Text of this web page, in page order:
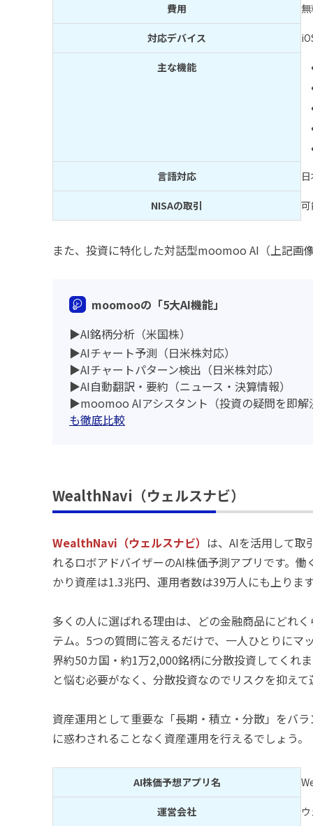
費用
対応デバイス
主な機能
言語対応
NISAの取引
また、投資に特化した対話型moomoo AI（上記画
moomooの「5大AI機能」
▶AI銘柄分析（米国株）
▶AIチャート予測（日米株対応）
▶AIチャートパターン検出（日米株対応）
▶AI自動翻訳・要約（ニュース・決算情報）
▶moomoo AIアシスタント（投資の疑問を即解
も徹底比較
WealthNavi（ウェルスナビ）
WealthNavi（ウェルスナビ） は、AIを活用して取
れるロボアドバイザーのAI株価予測アプリです。
かり資産は1.3兆円、運用者数は39万人にも上りま
多くの人に選ばれる理由は、どの金融商品にどれ
テム。5つの質問に答えるだけで、一人ひとりに
界約50カ国・約1万2,000銘柄に分散投資してくれ
と悩む必要がなく、分散投資なのでリスクを抑え
資産運用として重要な「長期・積立・分散」をバ
に惑わされることなく資産運用を行えるでしょう。
AI株価予想アプリ名
運営会社